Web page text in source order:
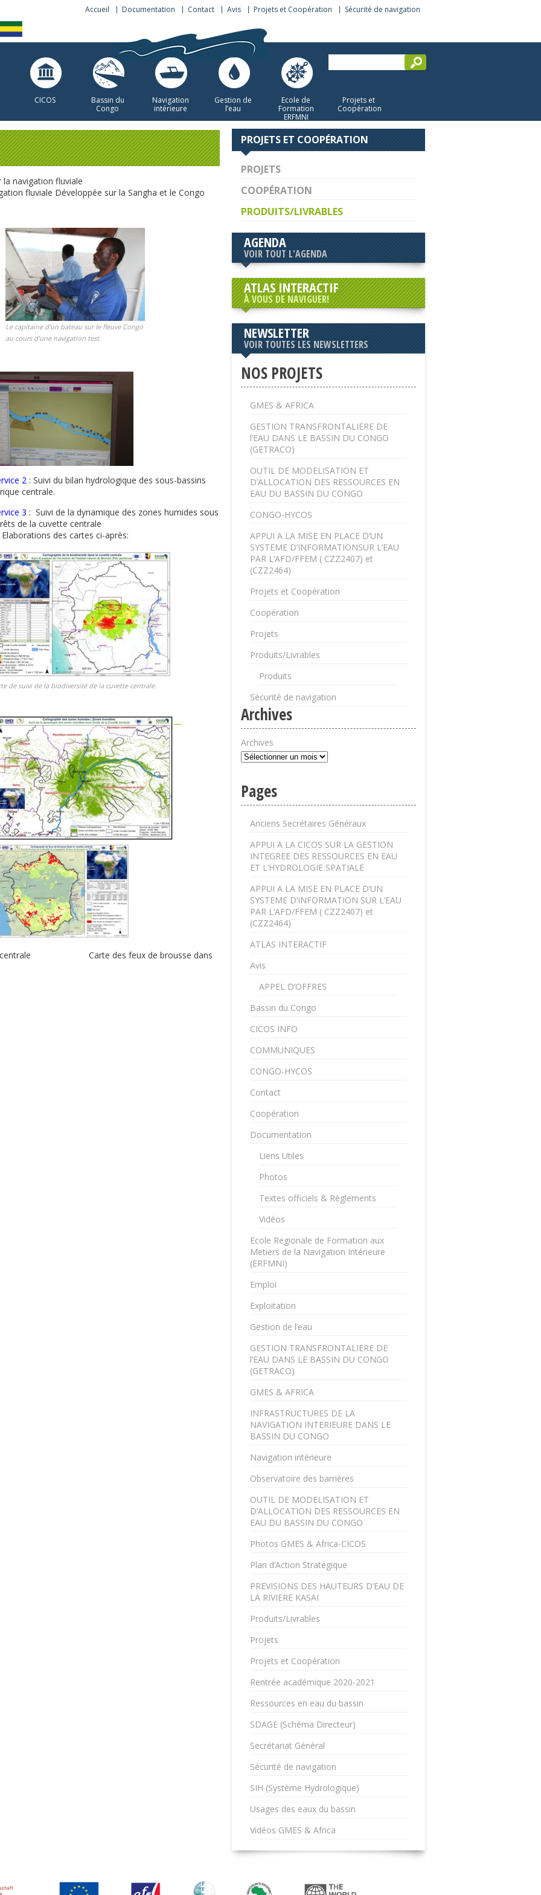
Accueil Documentation Contact Avis Projets et Coopération Sécurité de navigation
CICOS
Bassin du
Congo
Navigation
intérieure
Gestion de
l’eau
Ecole de
Formation
ERFMNI
Projets et
Coopération
la navigation fluviale
fluviale Développée sur la Sangha et le Congo
Le capitaine d’un bateau sur le fleuve Congo
au cours d’une navigation test.
2 : Suivi du bilan hydrologique des sous-bassins
centrale.
3 : Suivi de la dynamique des zones humides sous
de la cuvette centrale
des cartes ci-après:
de suivi de la biodiversité de la cuvette centrale.
centrale Carte des feux de brousse dans
PROJETS ET COOPÉRATION
PROJETS
COOPÉRATION
PRODUITS/LIVRABLES
AGENDA
VOIR TOUT L'AGENDA
ATLAS INTERACTIF
À VOUS DE NAVIGUER!
NEWSLETTER
VOIR TOUTES LES NEWSLETTERS
NOS PROJETS
GMES & AFRICA
GESTION TRANSFRONTALIERE DE
l’EAU DANS LE BASSIN DU CONGO
(GETRACO)
OUTIL DE MODELISATION ET
D’ALLOCATION DES RESSOURCES EN
EAU DU BASSIN DU CONGO
CONGO-HYCOS
APPUI A LA MISE EN PLACE D’UN
SYSTEME D’INFORMATIONSUR L’EAU
PAR L’AFD/FFEM ( CZZ2407) et
(CZZ2464)
Projets et Coopération
Coopération
Projets
Produits/Livrables
Produits
Sécurité de navigation
Archives
Archives
Pages
Anciens Secrétaires Généraux
APPUI A LA CICOS SUR LA GESTION
INTEGREE DES RESSOURCES EN EAU
ET L’HYDROLOGIE SPATIALE
APPUI A LA MISE EN PLACE D’UN
SYSTEME D’INFORMATION SUR L’EAU
PAR L’AFD/FFEM ( CZZ2407) et
(CZZ2464)
ATLAS INTERACTIF
Avis
APPEL D’OFFRES
Bassin du Congo
CICOS INFO
COMMUNIQUES
CONGO-HYCOS
Contact
Coopération
Documentation
Liens Utiles
Photos
Textes officiels & Règlements
Vidéos
Ecole Regionale de Formation aux
Metiers de la Navigation Intérieure
(ERFMNI)
Emploi
Exploitation
Gestion de l’eau
GESTION TRANSFRONTALIERE DE
l’EAU DANS LE BASSIN DU CONGO
(GETRACO)
GMES & AFRICA
INFRASTRUCTURES DE LA
NAVIGATION INTERIEURE DANS LE
BASSIN DU CONGO
Navigation intérieure
Observatoire des barrières
OUTIL DE MODELISATION ET
D’ALLOCATION DES RESSOURCES EN
EAU DU BASSIN DU CONGO
Photos GMES & Africa-CICOS
Plan d’Action Stratégique
PREVISIONS DES HAUTEURS D’EAU DE
LA RIVIERE KASAI
Produits/Livrables
Projets
Projets et Coopération
Rentrée académique 2020-2021
Ressources en eau du bassin
SDAGE (Schéma Directeur)
Secrétariat Général
Sécurité de navigation
SIH (Système Hydrologique)
Usages des eaux du bassin
Vidéos GMES & Africa